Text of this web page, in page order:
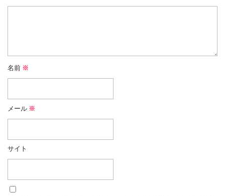
名前 ※
メール ※
サイト